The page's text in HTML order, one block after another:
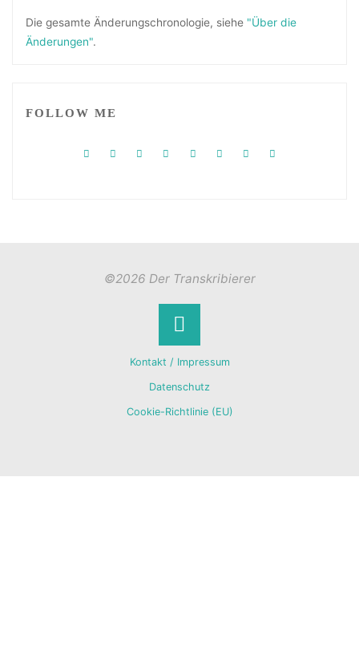
Die gesamte Änderungschronologie, siehe "Über die
Änderungen".
FOLLOW ME
©2026 Der Transkribierer
Kontakt / Impressum
Datenschutz
Cookie-Richtlinie (EU)
Back
to